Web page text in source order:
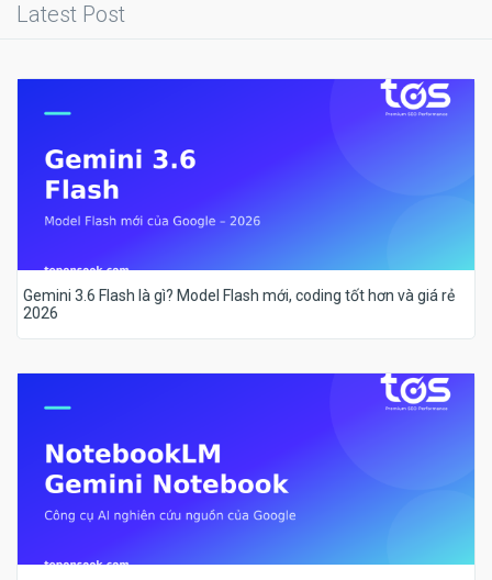
Latest Post
Gemini 3.6 Flash là gì? Model Flash mới, coding tốt hơn và giá rẻ
2026